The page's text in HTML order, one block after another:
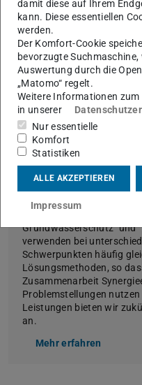
Die Fachgebiete
Grundwasserschutz" und
verwenden bei
Schwerpunkten häufig
Lösungsmethoden, so
Zusammenarbeit
Problemstellungen
Leistungen bieten wir
an.
Mehr erfahren
damit diese auf Ihrem
kann. Diese essentiellen
werden.
Der Komfort-Cookie
bevorzugte Suchmaschine,
Auswertung durch die
„Matomo“ regelt.
Weitere Informationen zum
in unserer
Nur essentielle
Komfort
Statistiken
ALLE AKZEPTIEREN
Impressum